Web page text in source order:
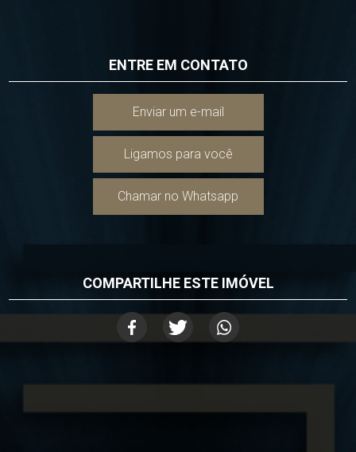
ENTRE EM CONTATO
Enviar um e-mail
Ligamos para você
Chamar no Whatsapp
COMPARTILHE ESTE IMÓVEL